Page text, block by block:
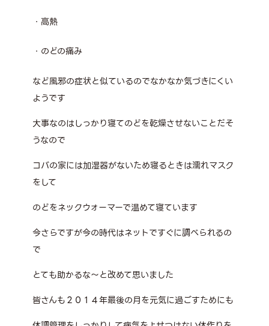
・高熱
・のどの痛み
など風邪の症状と似ているのでなかなか気づきにくい
ようです
大事なのはしっかり寝てのどを乾燥させないことだそ
うなので
コバの家には加湿器がないため寝るときは濡れマスク
をして
のどをネックウォーマーで温めて寝ています
今さらですが今の時代はネットですぐに調べられるの
で
とても助かるな～と改めて思いました
皆さんも２０１４年最後の月を元気に過ごすためにも